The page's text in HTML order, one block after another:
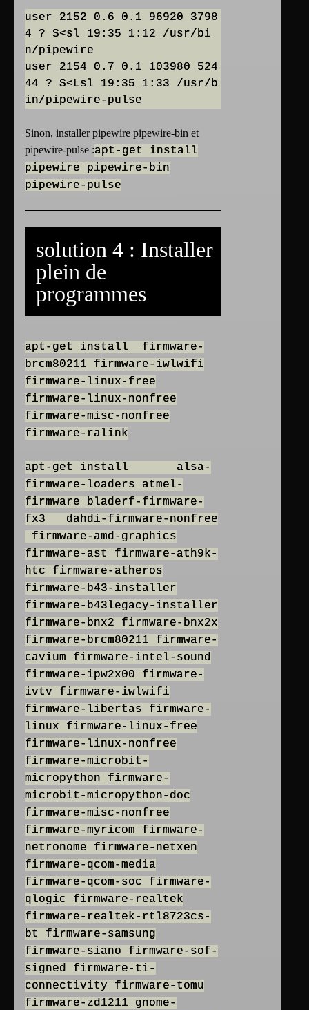
user 2152 0.6 0.1 96920 3798
4 ? S<sl 19:35 1:12 /usr/bi
n/pipewire
user 2154 0.7 0.1 103980 524
44 ? S<Lsl 19:35 1:33 /usr/b
Sinon, installer pipewire pipewire-bin et
pipewire-pulse :apt-get install
pipewire pipewire-bin
pipewire-pulse
solution 4 : Installer
plein de
programmes
apt-get install firmware-
brcm80211 firmware-iwlwifi
firmware-linux-free
firmware-linux-nonfree
firmware-misc-nonfree
firmware-ralink
apt-get install alsa-
firmware-loaders atmel-
firmware bladerf-firmware-
fx3 dahdi-firmware-nonfree
firmware-amd-graphics
firmware-ast firmware-ath9k-
htc firmware-atheros
firmware-b43-installer
firmware-b43legacy-installer
firmware-bnx2 firmware-bnx2x
firmware-brcm80211 firmware-
cavium firmware-intel-sound
firmware-ipw2x00 firmware-
ivtv firmware-iwlwifi
firmware-libertas firmware-
linux firmware-linux-free
firmware-linux-nonfree
firmware-microbit-
micropython firmware-
microbit-micropython-doc
firmware-misc-nonfree
firmware-myricom firmware-
netronome firmware-netxen
firmware-qcom-media
firmware-qcom-soc firmware-
qlogic firmware-realtek
firmware-realtek-rtl8723cs-
bt firmware-samsung
firmware-siano firmware-sof-
signed firmware-ti-
connectivity firmware-tomu
firmware-zd1211 gnome-